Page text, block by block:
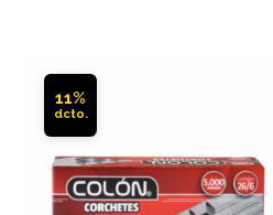
11%